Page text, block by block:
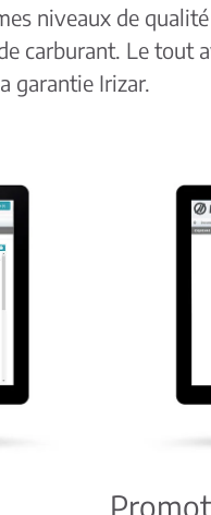
niveaux de
carburant. Le tout
garantie Irizar.